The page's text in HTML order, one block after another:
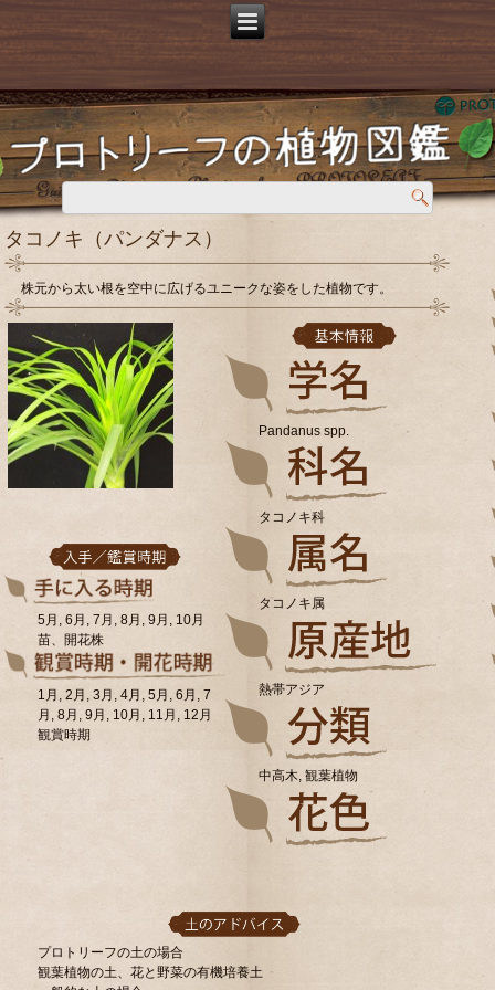
タコノキ（パンダナス）
株元から太い根を空中に広げるユニークな姿をした植物です。
Pandanus spp.
タコノキ科
タコノキ属
熱帯アジア
中高木, 観葉植物
5月, 6月, 7月, 8月, 9月, 10月
苗、開花株
1月, 2月, 3月, 4月, 5月, 6月, 7
月, 8月, 9月, 10月, 11月, 12月
観賞時期
プロトリーフの土の場合
観葉植物の土、花と野菜の有機培養土